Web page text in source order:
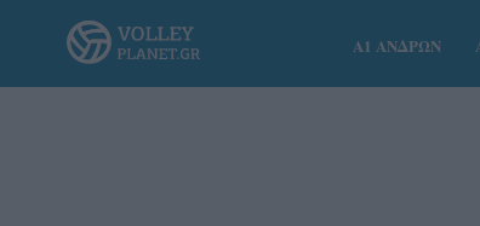
Α1 ΑΝΔΡΩΝ